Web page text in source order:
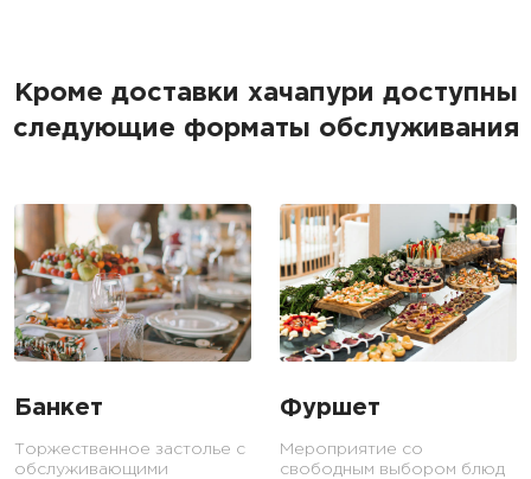
Кроме доставки хачапури доступны
следующие форматы обслуживания
Банкет
Торжественное застолье с
обслуживающими
Фуршет
Мероприятие со
свободным выбором блюд